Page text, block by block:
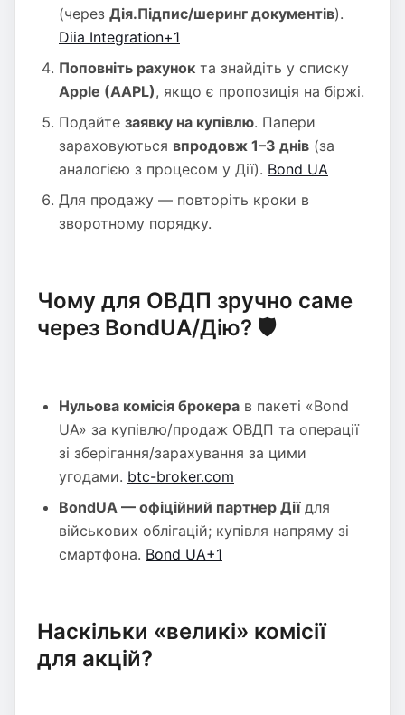
(через Дія.Підпис/шеринг документів).
Diia Integration+1
Поповніть рахунок та знайдіть у списку
Apple (AAPL), якщо є пропозиція на біржі.
Подайте заявку на купівлю. Папери
зараховуються впродовж 1–3 днів (за
аналогією з процесом у Дії). Bond UA
Для продажу — повторіть кроки в
зворотному порядку.
Чому для ОВДП зручно саме
через BondUA/Дію? 🛡️
Нульова комісія брокера в пакеті «Bond
UA» за купівлю/продаж ОВДП та операції
зі зберігання/зарахування за цими
угодами. btc-broker.com
BondUA — офіційний партнер Діїдля
військових облігацій; купівля напряму зі
смартфона. Bond UA+1
Наскільки «великі» комісії
для акцій?